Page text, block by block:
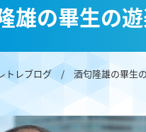
雄の畢生の
トレブログ / 酒匂隆雄の畢生